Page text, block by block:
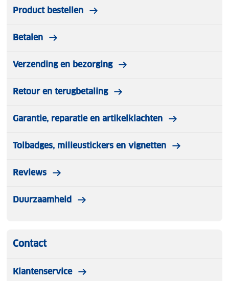
Product bestellen
Betalen
Verzending en bezorging
Retour en terugbetaling
Garantie, reparatie en artikelklachten
Tolbadges, milieustickers en vignetten
Reviews
Duurzaamheid
Contact
Klantenservice